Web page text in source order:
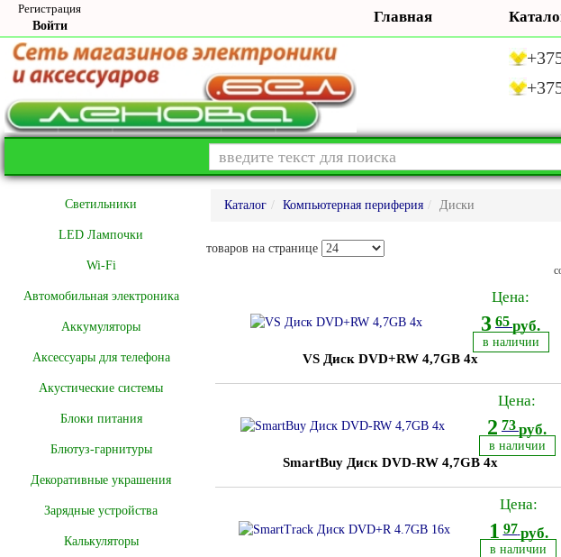
Регистрация
Войти
Главная
Cветильники
LED Лампочки
Wi-Fi
Автомобильная электроника
Аккумуляторы
Аксессуары для телефона
Акустические системы
Блоки питания
Блютуз-гарнитуры
Декоративные украшения
Зарядные устройства
Калькуляторы
Каталог Компьютерная периферия Диски
товаров на странице
Цена:
3 65руб.
в наличии
VS Диск DVD+RW 4,7GB 4x
Цена:
2 73руб.
в наличии
SmartBuy Диск DVD-RW 4,7GB 4x
Цена:
1 97руб.
в наличии